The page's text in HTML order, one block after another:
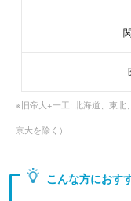
※旧帝大+一工: 北海道、東北
京大を除く）
こんな方におす